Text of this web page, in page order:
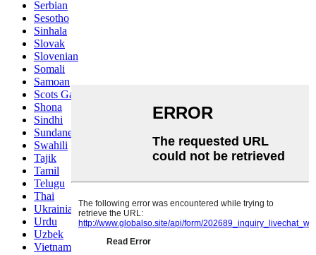
Serbian
Sesotho
Sinhala
Slovak
Slovenian
Somali
Samoan
Scots Gaelic
Shona
Sindhi
Sundanese
Swahili
Tajik
Tamil
Telugu
Thai
Ukrainian
Urdu
Uzbek
Vietnamese